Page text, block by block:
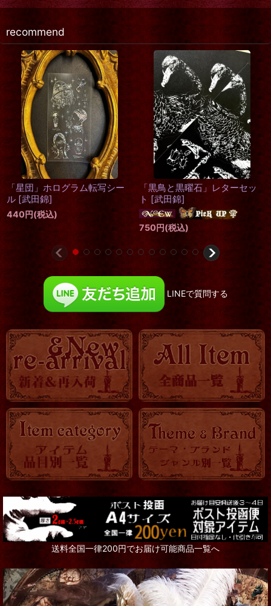
recommend
ラスト再入荷
「星巫女」レターセット [武田
錦
750円(税込)
[再入荷]
「乙女椿」レターセット [武田
750円(税込)
LINEで質問する
送料全国一律200円でお届け可能商品一覧へ